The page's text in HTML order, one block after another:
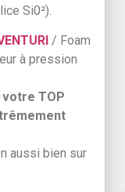
Si0²).
/ Foam
à pression
TOP
aussi bien sur